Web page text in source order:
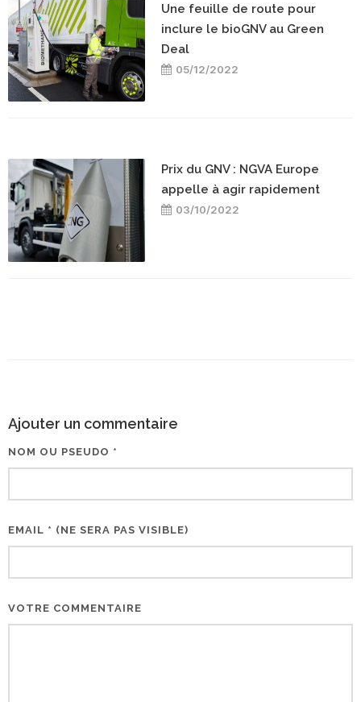
Une feuille de route pour
inclure le bioGNV au Green
Deal
05/12/2022
Prix du GNV : NGVA Europe
appelle à agir rapidement
03/10/2022
Ajouter un commentaire
NOM OU PSEUDO *
EMAIL * (NE SERA PAS VISIBLE)
VOTRE COMMENTAIRE